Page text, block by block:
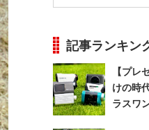
記事ランキン
【プレ
けの時
ラスワ